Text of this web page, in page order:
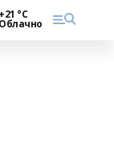
+21 °С
Облачно